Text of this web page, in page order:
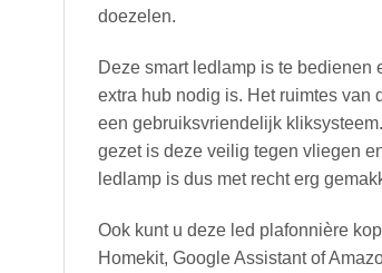
doezelen.
Deze smart ledlamp is te bedienen
extra hub nodig is. Het ruimtes van
een gebruiksvriendelijk
gezet is deze veilig tegen vliegen
ledlamp is dus met recht erg
Ook kunt u deze led plafonnière
Homekit, Google Assistant of